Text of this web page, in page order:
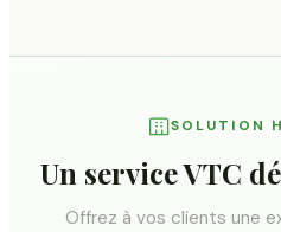
SOLUTION
Un service VTC
Offrez à vos clients une